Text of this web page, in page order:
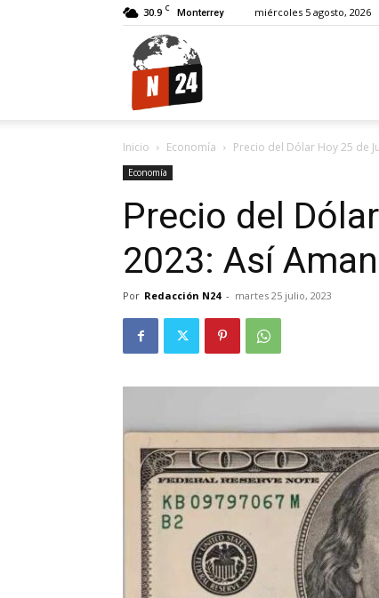
30.9 C Monterrey miércoles 5 agosto, 2026
Inicio Economía Precio del Dólar Hoy 25 de
Economía
Precio del
2023: Así
Por Redacción N24 - martes 25 julio, 2023